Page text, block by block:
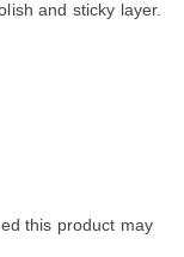
and sticky layer.
this product may